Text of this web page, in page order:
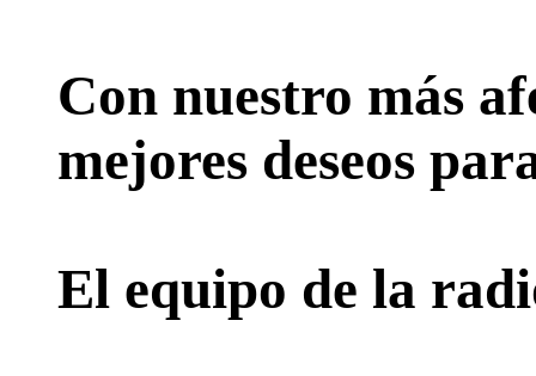
Con nuestro más
mejores deseos
El equipo de la